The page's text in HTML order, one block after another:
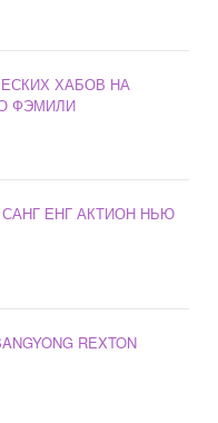
ХАБОВ НА
ФЭМИЛИ
ЕНГ АКТИОН НЬЮ
REXTON